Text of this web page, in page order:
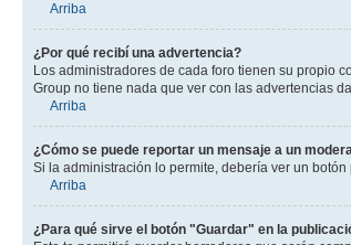
Arriba
¿Por qué recibí una advertencia?
Los administradores de cada foro tienen su propio
Group no tiene nada que ver con las advertencias
Arriba
¿Cómo se puede reportar un mensaje a un
Si la administración lo permite, debería ver un
Arriba
¿Para qué sirve el botón "Guardar" en la